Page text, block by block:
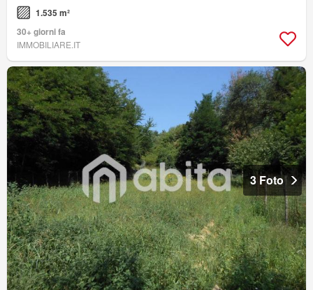
1.535 m²
30+ giorni fa
IMMOBILIARE.IT
3 Foto